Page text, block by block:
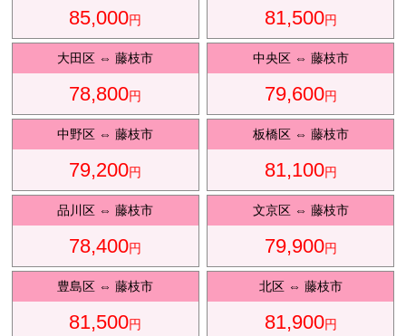
成
田
85,000円 81,500円
大田区 ⇔藤枝市
78,800円
中央区⇔ 藤枝市
79,600円
中野区 ⇔藤枝市
79,200円
板橋区⇔ 藤枝市
81,100円
品川区 ⇔藤枝市
78,400円
文京区⇔ 藤枝市
79,900円
豊島区 ⇔藤枝市
81,500円
北区⇔ 藤枝市
81,900円